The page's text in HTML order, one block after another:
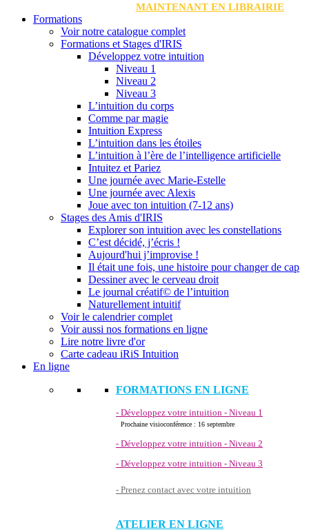
MAINTENANT EN LIBRAIRIE
Formations
Voir notre catalogue complet
Formations et Stages d'IRIS
Développez votre intuition
Niveau 1
Niveau 2
Niveau 3
L’intuition du corps
Comme par magie
Intuition Express
L’intuition dans les étoiles
L’intuition à l’ère de l’intelligence artificielle
Intuitez et Pariez
Une journée avec Marie-Estelle
Une journée avec Alexis
Joue avec ton intuition (7-12 ans)
Stages des Amis d'IRIS
Explorer son intuition avec les constellations
C’est décidé, j’écris !
Aujourd'hui j’improvise !
Il était une fois, une histoire pour changer de cap
Dessiner avec le cerveau droit
Le journal créatif© de l’intuition
Naturellement intuitif
Voir le calendrier complet
Voir aussi nos formations en ligne
Lire notre livre d'or
Carte cadeau iRiS Intuition
En ligne
FORMATIONS EN LIGNE
- Développez votre intuition - Niveau 1
Prochaine visioconférence : 16 septembre
- Développez votre intuition - Niveau 2
- Développez votre intuition - Niveau 3
- Prenez contact avec votre intuition
ATELIER EN LIGNE